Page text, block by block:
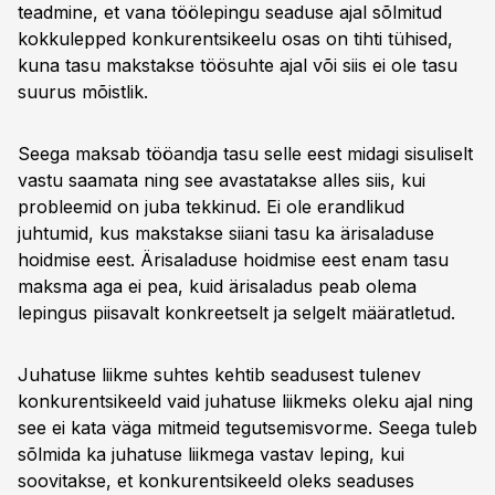
teadmine, et vana töölepingu seaduse ajal sõlmitud
kokkulepped konkurentsikeelu osas on tihti tühised,
kuna tasu makstakse töösuhte ajal või siis ei ole tasu
suurus mõistlik.
Seega maksab tööandja tasu selle eest midagi sisuliselt
vastu saamata ning see avastatakse alles siis, kui
probleemid on juba tekkinud. Ei ole erandlikud
juhtumid, kus makstakse siiani tasu ka ärisaladuse
hoidmise eest. Ärisaladuse hoidmise eest enam tasu
maksma aga ei pea, kuid ärisaladus peab olema
lepingus piisavalt konkreetselt ja selgelt määratletud.
Juhatuse liikme suhtes kehtib seadusest tulenev
konkurentsikeeld vaid juhatuse liikmeks oleku ajal ning
see ei kata väga mitmeid tegutsemisvorme. Seega tuleb
sõlmida ka juhatuse liikmega vastav leping, kui
soovitakse, et konkurentsikeeld oleks seaduses